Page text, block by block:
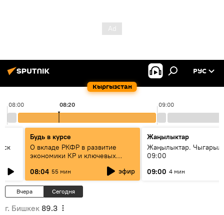
Кыргызстан
РУС
08:00 09:00
08:20
Будь в курсе
О вкладе РКФР в развитие
экономики КР и ключевых
08:04 55 мин эфир
Жаңылыктар
Жаңылыктар.
09:00
09:00 4 мин
Вчера Сегодня
г. Бишкек 89.3